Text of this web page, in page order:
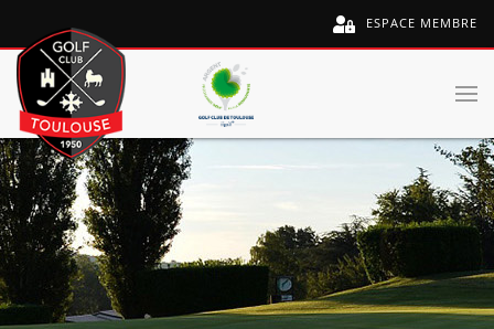
ESPACE MEMBRE